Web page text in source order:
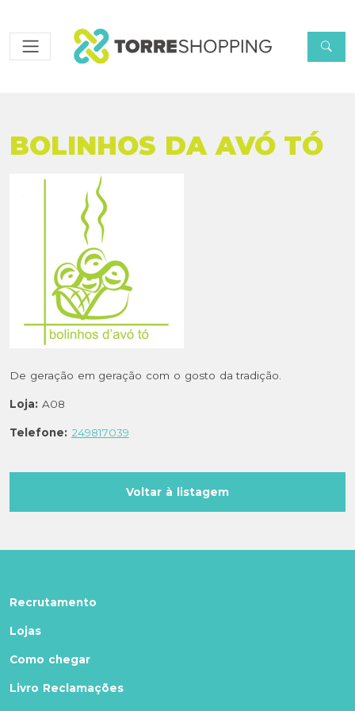
BOLINHOS DA AVÓ TÓ
De geração em geração com o gosto da tradição.
Loja: A08
Telefone: 249817039
Voltar à listagem
Recrutamento
Lojas
Como chegar
Livro Reclamações